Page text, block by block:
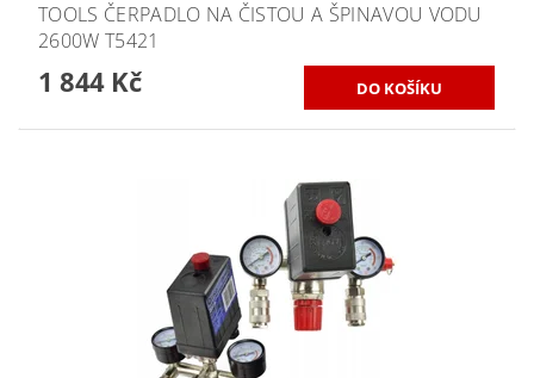
TOOLS ČERPADLO NA ČISTOU A ŠPINAVOU VODU
2600W T5421
1 844 Kč